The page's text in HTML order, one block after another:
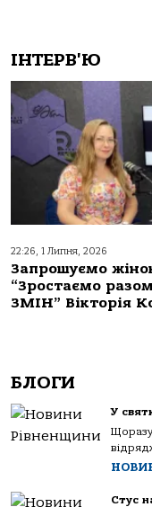
ІНТЕРВ'Ю
22:26, 1 Липня, 2026
Запрошуємо
“Зростаємо
ЗМІН” Вікторія
БЛОГИ
У
Щоразу
Стус